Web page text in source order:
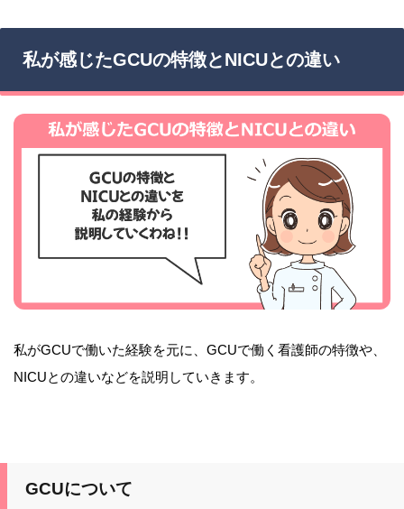
私が感じたGCUの特徴とNICUとの違い
私がGCUで働いた経験を元に、GCUで働く看護師の特徴や、
NICUとの違いなどを説明していきます。
GCUについて